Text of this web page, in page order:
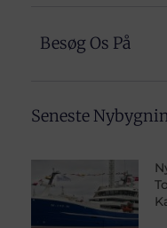
Besøg Os På
Seneste